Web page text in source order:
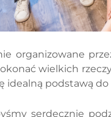
organizowane
wielkich
idealną podstawą
serdecznie